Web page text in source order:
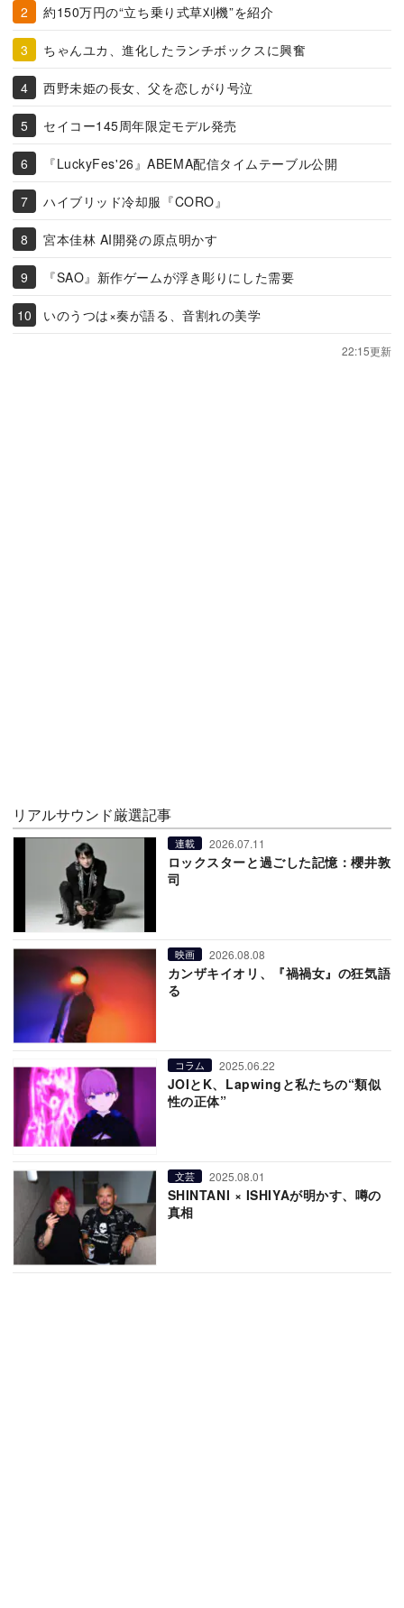
約150万円の“立ち乗り式草刈機”を紹介
ちゃんユカ、進化したランチボックスに興奮
西野未姫の長女、父を恋しがり号泣
セイコー145周年限定モデル発売
『LuckyFes'26』ABEMA配信タイムテーブル公開
ハイブリッド冷却服『CORO』
宮本佳林 AI開発の原点明かす
『SAO』新作ゲームが浮き彫りにした需要
いのうつは×奏が語る、音割れの美学
22:15更新
リアルサウンド厳選記事
連載 2026.07.11
ロックスターと過ごした記憶：櫻井敦
司
映画 2026.08.08
カンザキイオリ、『禍禍女』の狂気語
る
コラム 2025.06.22
JOIとK、Lapwingと私たちの“類似
性の正体”
文芸 2025.08.01
SHINTANI × ISHIYAが明かす、噂の
真相